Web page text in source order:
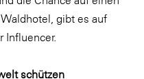
gibt es auf
Influencer.
schützen